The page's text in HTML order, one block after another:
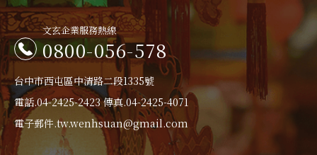
文玄企業服務熱線
0800-056-578
台中市西屯區中清路二段1335號
電話.04-2425-2423 傳真.04-2425-4071
電子郵件.tw.wenhsuan@gmail.com